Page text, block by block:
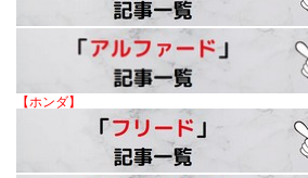
【ホンダ】